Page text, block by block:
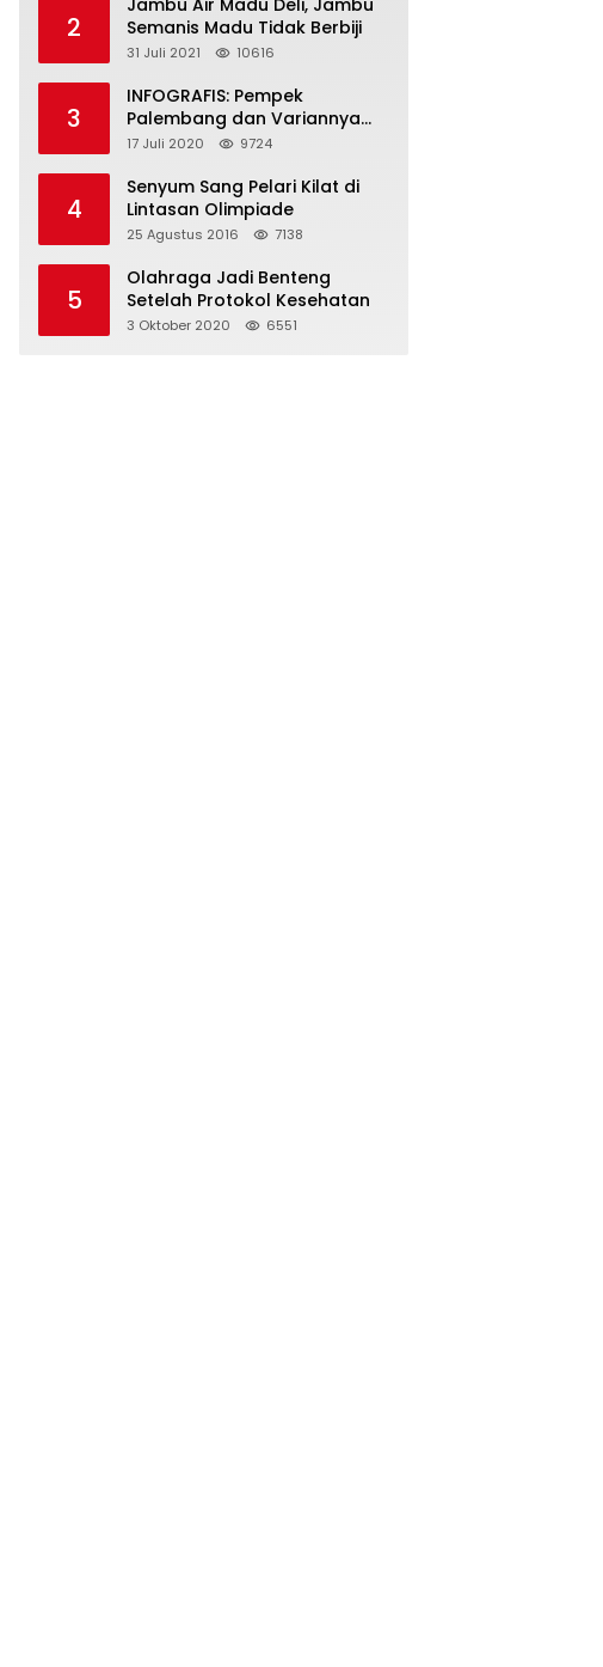
2
Jambu Air Madu Deli, Jambu
Semanis Madu Tidak Berbiji
31 Juli 2021 10616
3
INFOGRAFIS: Pempek
Palembang dan Variannya
yang Melegenda
17 Juli 2020 9724
4
Senyum Sang Pelari Kilat di
Lintasan Olimpiade
25 Agustus 2016 7138
5
Olahraga Jadi Benteng
Setelah Protokol Kesehatan
3 Oktober 2020 6551